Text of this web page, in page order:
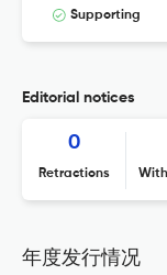
Supporting
Editorial notices
0
Retractions
年度发行情况